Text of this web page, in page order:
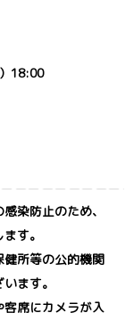
18:00
染防止のため、
す。
所等の公的機関
ます。
席にカメラが入